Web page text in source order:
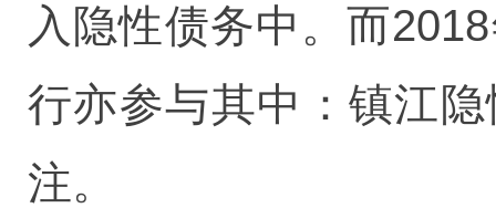
入隐性债务中。而
行亦参与其中：镇江
注。